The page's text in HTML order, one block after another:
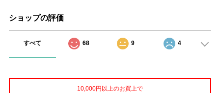
ショップの評価
すべて 68 9 4
10,000円以上のお買上で